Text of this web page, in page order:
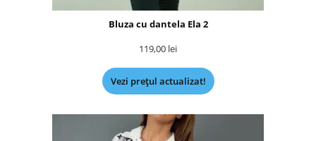
Bluza cu dantela Ela 2
119,00 lei
Vezi prețul actualizat!